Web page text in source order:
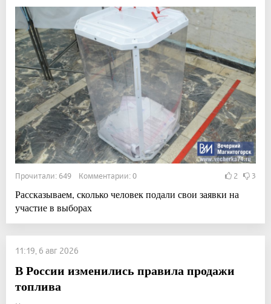
Прочитали: 649 Комментарии: 0 2 3
Рассказываем, сколько человек подали свои заявки на
участие в выборах
11:19, 6 авг 2026
В России изменились правила продажи
топлива